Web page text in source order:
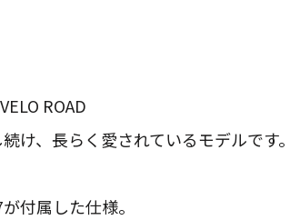
ROAD
け、長らく愛されているモデルです。
付属した仕様。